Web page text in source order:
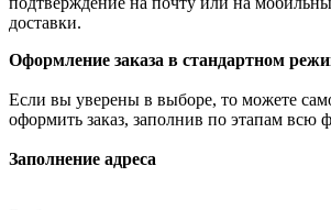
доставки.
Оформление заказа в стандартном
Если вы уверены в выборе, то можете
оформить заказ, заполнив по этапам всю
Заполнение адреса